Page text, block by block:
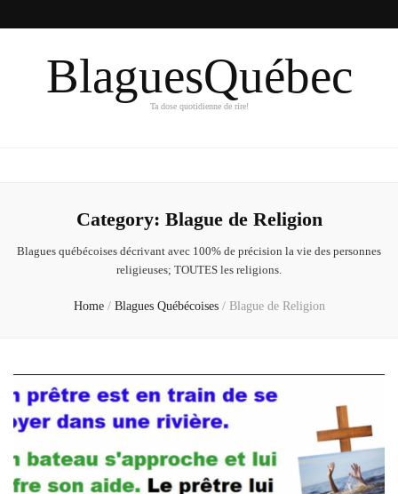
BlaguesQuébec
Ta dose quotidienne de rire!
Category: Blague de Religion
Blagues québécoises décrivant avec 100% de précision la vie des personnes
religieuses; TOUTES les religions.
Home / Blagues Québécoises / Blague de Religion